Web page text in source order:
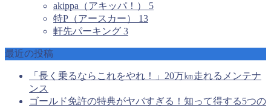
akippa（アキッパ！） 5
特P（アースカー） 13
軒先パーキング 3
最近の投稿
「長く乗るならこれをやれ！」20万㎞走れるメンテナ
ンス
ゴールド免許の特典がヤバすぎる！知って得する5つの